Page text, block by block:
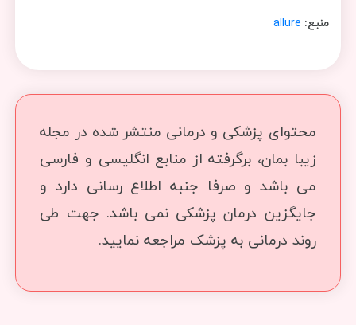
منبع: allure
محتوای پزشکی و درمانی منتشر شده در مجله
زیبا بمان، برگرفته از منابع انگلیسی و فارسی
می باشد و صرفا جنبه اطلاع رسانی دارد و
جایگزین درمان پزشکی نمی باشد. جهت طی
روند درمانی به پزشک مراجعه نمایید.